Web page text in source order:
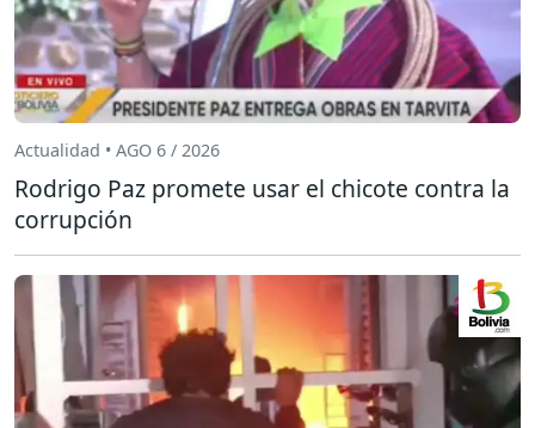
Actualidad • AGO 6 / 2026
Rodrigo Paz promete usar el chicote contra la
corrupción